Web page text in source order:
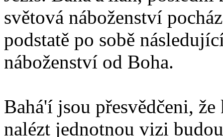
světová náboženství
podstatě po sobě
náboženství od Boha.
Bahá'í jsou přesvědčeni,
nalézt jednotnou vizi